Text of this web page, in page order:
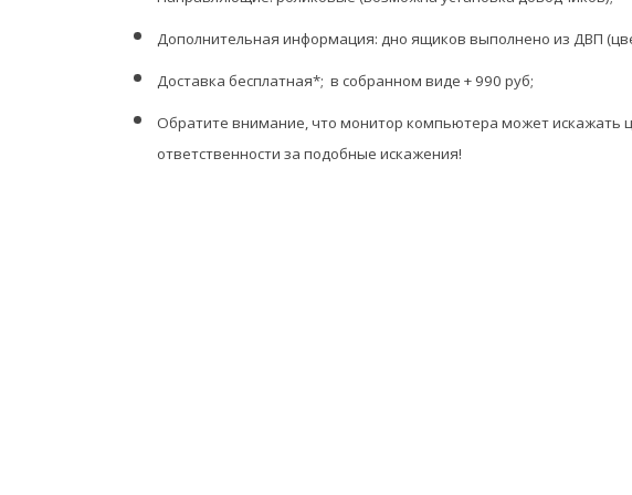
Дополнительная информация: дно ящиков выполнено из ДВП
Доставка бесплатная*; в собранном виде + 990 руб;
Обратите внимание, что монитор компьютера может искажать
ответственности за подобные искажения!